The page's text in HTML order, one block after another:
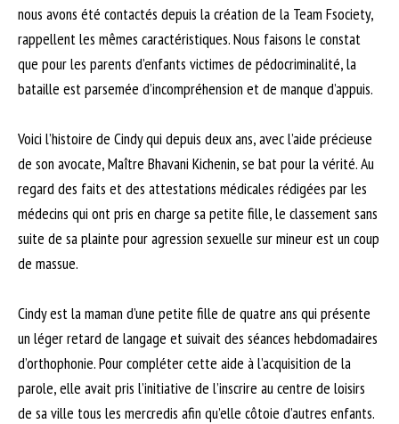
nous avons été contactés depuis la création de la Team Fsociety,
rappellent les mêmes caractéristiques. Nous faisons le constat
que pour les parents d’enfants victimes de pédocriminalité, la
bataille est parsemée d’incompréhension et de manque d’appuis.
Voici l’histoire de Cindy qui depuis deux ans, avec l’aide précieuse
de son avocate, Maître Bhavani Kichenin, se bat pour la vérité. Au
regard des faits et des attestations médicales rédigées par les
médecins qui ont pris en charge sa petite fille, le classement sans
suite de sa plainte pour agression sexuelle sur mineur est un coup
de massue.
Cindy est la maman d’une petite fille de quatre ans qui présente
un léger retard de langage et suivait des séances hebdomadaires
d’orthophonie. Pour compléter cette aide à l’acquisition de la
parole, elle avait pris l’initiative de l’inscrire au centre de loisirs
de sa ville tous les mercredis afin qu’elle côtoie d’autres enfants.